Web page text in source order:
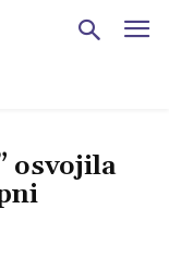
osvojila